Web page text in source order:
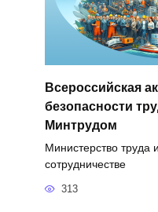
Всероссийская
безопасности
Минтрудом
Министерство
сотрудничестве
313